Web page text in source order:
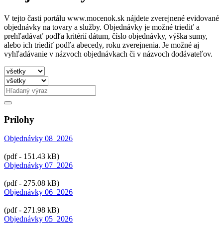
V tejto časti portálu www.mocenok.sk nájdete zverejnené evidované
objednávky na tovary a služby. Objednávky je možné triediť a
prehľadávať podľa kritérií dátum, číslo objednávky, výška sumy,
alebo ich triediť podľa abecedy, roku zverejnenia. Je možné aj
vyhľadávanie v názvoch objednávkach či v názvoch dodávateľov.
Prílohy
Objednávky 08_2026
(pdf - 151.43 kB)
Objednávky 07_2026
(pdf - 275.08 kB)
Objednávky 06_2026
(pdf - 271.98 kB)
Objednávky 05_2026